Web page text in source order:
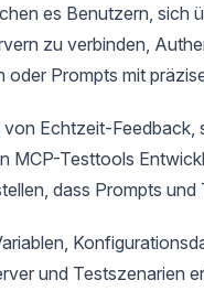
es Benutzern,
zu verbinden,
oder Prompts mit
von Echtzeit-
MCP-Testtools
dass Prompts
und Testszenarien